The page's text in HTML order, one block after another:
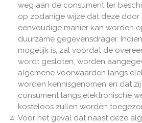
weg aan de consument ter
op zodanige wijze dat deze
eenvoudige manier kan worden
duurzame gegevensdrager.
mogelijk is, zal voordat de
wordt gesloten, worden
algemene voorwaarden langs
worden kennisgenomen en dat
consument langs elektronische
kosteloos zullen worden
Voor het geval dat naast deze